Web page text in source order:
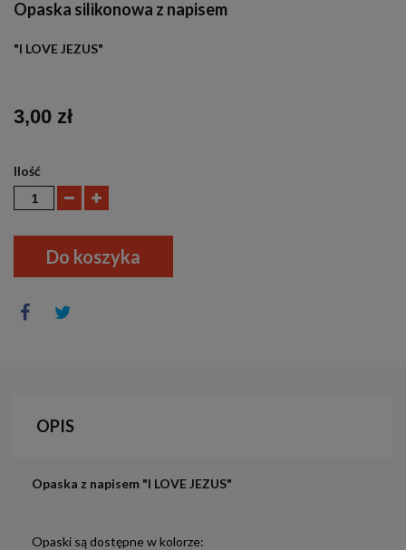
Opaska silikonowa z napisem
"I LOVE JEZUS"
3,00 zł
Ilość
Do koszyka
OPIS
Opaska z napisem "I LOVE JEZUS"
Opaski są dostępne w kolorze: